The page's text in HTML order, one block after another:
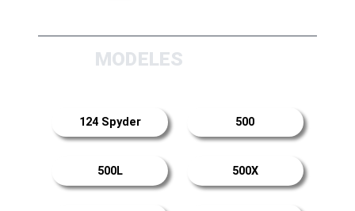
MODELES
124 Spyder 500
500L 500X